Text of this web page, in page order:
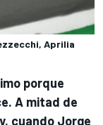
Aprilia
porque
A mitad de
cuando Jorge